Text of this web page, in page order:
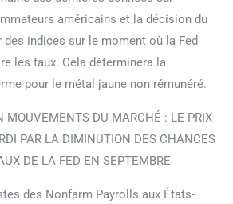
américains et la décision du
des indices sur le moment où la Fed
les taux. Cela déterminera la
pour le métal jaune non rémunéré.
MOUVEMENTS DU MARCHÉ : LE PRIX
PAR LA DIMINUTION DES CHANCES
DE LA FED EN SEPTEMBRE
des Nonfarm Payrolls aux États-